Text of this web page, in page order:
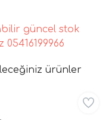
güncel stok
ürünler